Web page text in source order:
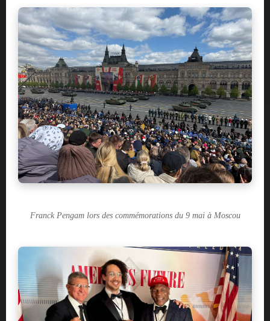
Franck Pengam lors des commémorations du 9 mai à Moscou